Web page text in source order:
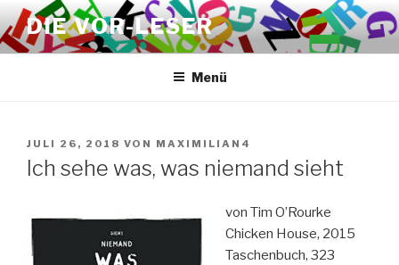
Zum
Inhalt
springen
DIE VOR-LESER
Menü
VERÖFFENTLICHT
AM
JULI 26, 2018 VON MAXIMILIAN4
Ich sehe was, was niemand sieht
von Tim O’Rourke
Chicken House, 2015
Taschenbuch, 323